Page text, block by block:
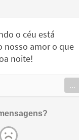
o céu está
nosso amor o que
noite!
...